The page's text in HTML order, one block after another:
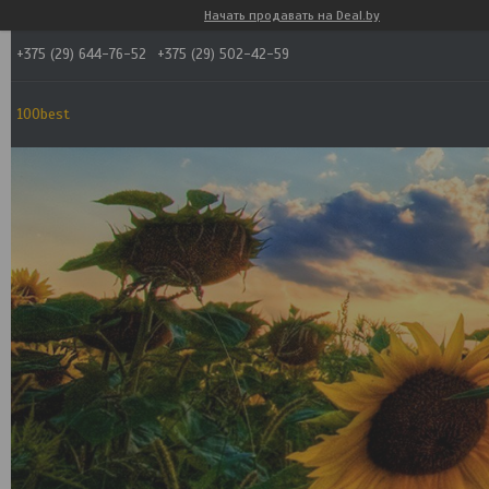
Начать продавать на Deal.by
+375 (29) 644-76-52 +375 (29) 502-42-59
100best